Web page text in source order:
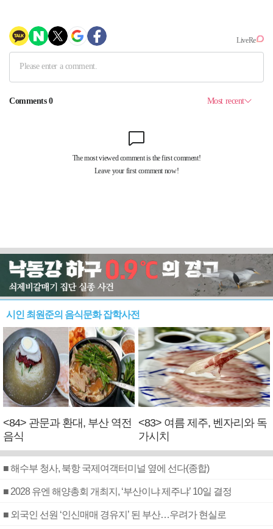
시인 최원준의 음식문화 잡학사전
<84> 관문과 환대, 부산 역전
음식
<83> 여름 제주, 벤자리와 독
가시치
■ 해수부 청사, 북항 국제여객터미널 옆에 선다(종합)
■ 2028 유엔 해양총회 개최지, ‘부산이냐 제주냐’ 10일 결정
■ 외국인 선원 ‘인신매매 경유지’ 된 부산…우려가 현실로